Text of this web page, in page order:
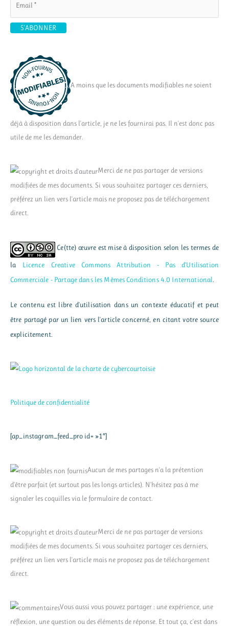
A moins que les documents modifiables ne soient
déjà à disposition dans l'article, je ne les fournirai pas. Il n'est donc pas
utile de me les demander.
Merci de ne pas partager de versions
modifiées de mes documents. Si vous souhaitez partager ces derniers,
préférez un lien vers l'article mais ne proposez pas de téléchargement
direct.
Ce(tte) œuvre est mise à disposition selon les termes de
la Licence Creative Commons Attribution - Pas d’Utilisation
Commerciale - Partage dans les Mêmes Conditions 4.0 International
Le contenu est libre d'utilisation dans un contexte éducatif et peut
être partagé par un lien vers l'article concerné, en citant votre source
explicitement.
Politique de confidentialité
[ap_instagram_feed_pro id= »1″]
Aucun de mes partages n'a la prétention
d'être parfait (et surtout pas les longs articles). N'hésitez pas à me
signaler les coquilles via le formulaire de contact.
Merci de ne pas partager de versions
modifiées de mes documents. Si vous souhaitez partager ces derniers,
préférez un lien vers l'article mais ne proposez pas de téléchargement
direct.
Vous aussi vous pouvez partager : une expérience, une
réflexion, une question ou des éléments de réponse. Et tout ça, c'est dans